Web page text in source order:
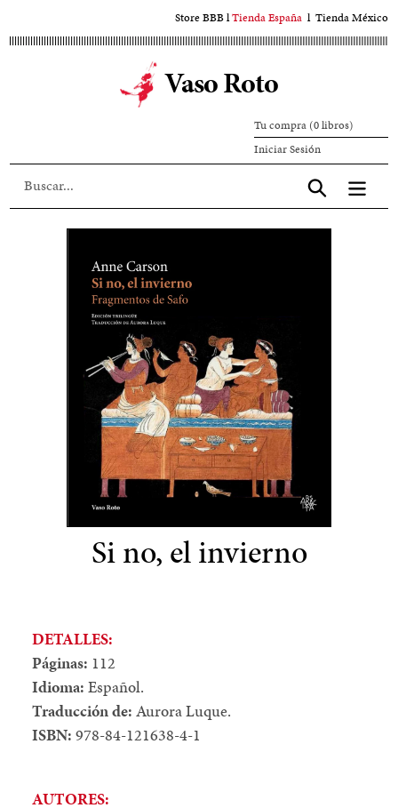
al
Store BBBlTienda España l Tienda México
Vaso Roto
Tu compra (0 libros)
Iniciar SesiónIniciar
sesión
Aceptar
Si no, el invierno
DETALLES:
Páginas: 112
Idioma:Español.
Traducción de:Aurora Luque.
ISBN:978-84-121638-4-1
AUTORES: